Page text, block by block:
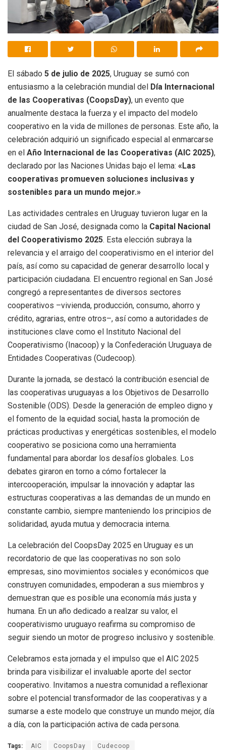
El sábado 5 de julio de 2025, Uruguay se sumó con
entusiasmo a la celebración mundial del Día Internacional
de las Cooperativas (CoopsDay), un evento que
anualmente destaca la fuerza y el impacto del modelo
cooperativo en la vida de millones de personas. Este año, la
celebración adquirió un significado especial al enmarcarse
en el Año Internacional de las Cooperativas (AIC 2025),
declarado por las Naciones Unidas bajo el lema: «Las
cooperativas promueven soluciones inclusivas y
sostenibles para un mundo mejor.»
Las actividades centrales en Uruguay tuvieron lugar en la
ciudad de San José, designada como la Capital Nacional
del Cooperativismo 2025. Esta elección subraya la
relevancia y el arraigo del cooperativismo en el interior del
país, así como su capacidad de generar desarrollo local y
participación ciudadana. El encuentro regional en San José
congregó a representantes de diversos sectores
cooperativos –vivienda, producción, consumo, ahorro y
crédito, agrarias, entre otros–, así como a autoridades de
instituciones clave como el Instituto Nacional del
Cooperativismo (Inacoop) y la Confederación Uruguaya de
Entidades Cooperativas (Cudecoop).
Durante la jornada, se destacó la contribución esencial de
las cooperativas uruguayas a los Objetivos de Desarrollo
Sostenible (ODS). Desde la generación de empleo digno y
el fomento de la equidad social, hasta la promoción de
prácticas productivas y energéticas sostenibles, el modelo
cooperativo se posiciona como una herramienta
fundamental para abordar los desafíos globales. Los
debates giraron en torno a cómo fortalecer la
intercooperación, impulsar la innovación y adaptar las
estructuras cooperativas a las demandas de un mundo en
constante cambio, siempre manteniendo los principios de
solidaridad, ayuda mutua y democracia interna.
La celebración del CoopsDay 2025 en Uruguay es un
recordatorio de que las cooperativas no son solo
empresas, sino movimientos sociales y económicos que
construyen comunidades, empoderan a sus miembros y
demuestran que es posible una economía más justa y
humana. En un año dedicado a realzar su valor, el
cooperativismo uruguayo reafirma su compromiso de
seguir siendo un motor de progreso inclusivo y sostenible.
Celebramos esta jornada y el impulso que el AIC 2025
brinda para visibilizar el invaluable aporte del sector
cooperativo. Invitamos a nuestra comunidad a reflexionar
sobre el potencial transformador de las cooperativas y a
sumarse a este modelo que construye un mundo mejor, día
a día, con la participación activa de cada persona.
Tags: AIC CoopsDay Cudecoop